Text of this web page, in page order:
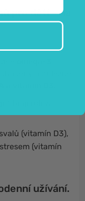
pro děti - na
(vitamín D3),
(vitamín
užívání.